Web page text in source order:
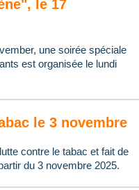
le 17
une soirée spéciale
est organisée le lundi
le 3 novembre
contre le tabac et fait de
du 3 novembre 2025.